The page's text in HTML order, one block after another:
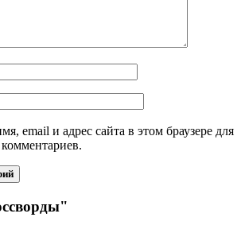
email и адрес сайта в этом браузере для